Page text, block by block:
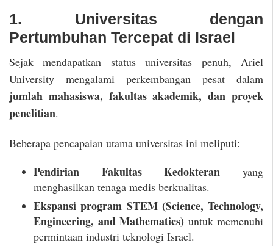
1. Universitas dengan
Pertumbuhan Tercepat di Israel
Sejak mendapatkan status universitas penuh, Ariel
University mengalami perkembangan pesat dalam
jumlah mahasiswa, fakultas akademik, dan proyek
penelitian.
Beberapa pencapaian utama universitas ini meliputi:
Pendirian Fakultas Kedokteran yang
menghasilkan tenaga medis berkualitas.
Ekspansi program STEM (Science, Technology,
Engineering, and Mathematics) untuk memenuhi
permintaan industri teknologi Israel.